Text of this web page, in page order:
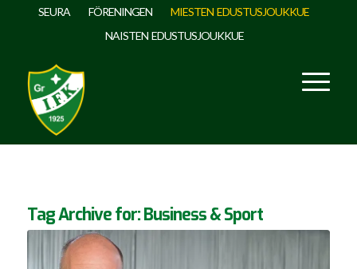
SEURA FÖRENINGEN
MIESTEN EDUSTUSJOUKKUE
NAISTEN EDUSTUSJOUKKUE
Tag Archive for:Business & Sport